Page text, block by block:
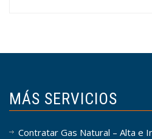
MÁS SERVICIOS
Contratar Gas Natural – Alta e